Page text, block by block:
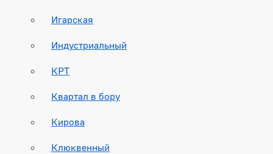
Игарская
Индустриальный
КРТ
Квартал в бору
Кирова
Клюквенный